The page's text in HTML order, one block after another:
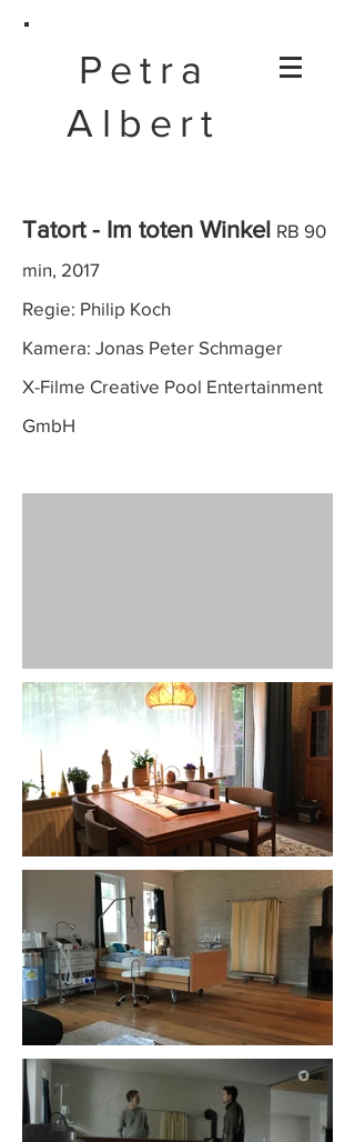
Petra
Albert
Tatort - Im toten Winkel RB 90
min, 2017
Regie: Philip Koch
Kamera: Jonas Peter Schmager
X-Filme Creative Pool Entertainment
GmbH